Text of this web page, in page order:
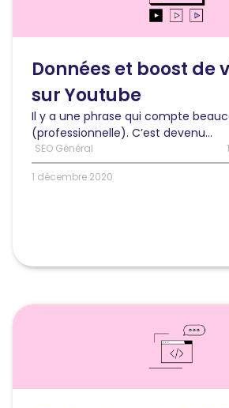
pour
améliorer
votre
visibilité
YouTube
Données et boost de
sur Youtube
Il y a une phrase qui compte
(professionnelle). C’est devenu...
SEO Général
1 décembre 2020
Lire